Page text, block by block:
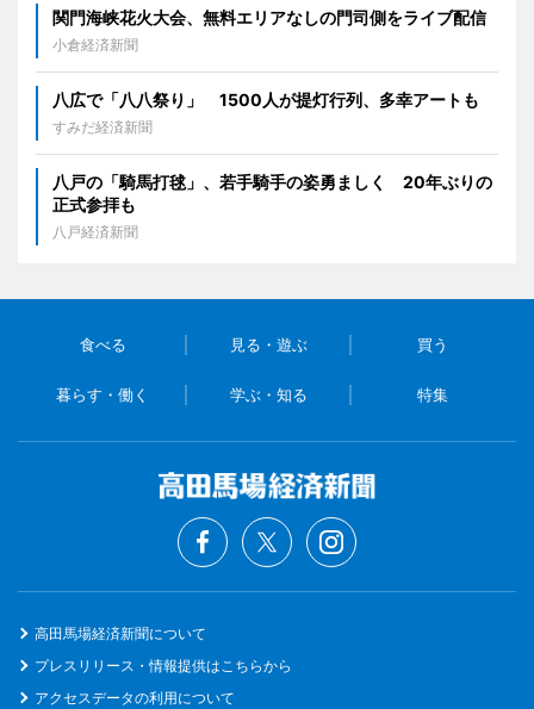
関門海峡花火大会、無料エリアなしの門司側をライブ配信
小倉経済新聞
八広で「八八祭り」 1500人が提灯行列、多幸アートも
すみだ経済新聞
八戸の「騎馬打毬」、若手騎手の姿勇ましく 20年ぶりの
正式参拝も
八戸経済新聞
食べる 見る・遊ぶ 買う
暮らす・働く 学ぶ・知る 特集
高田馬場経済新聞について
プレスリリース・情報提供はこちらから
アクセスデータの利用について